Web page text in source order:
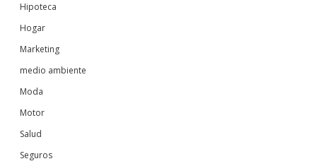
Hipoteca
Hogar
Marketing
medio ambiente
Moda
Motor
Salud
Seguros